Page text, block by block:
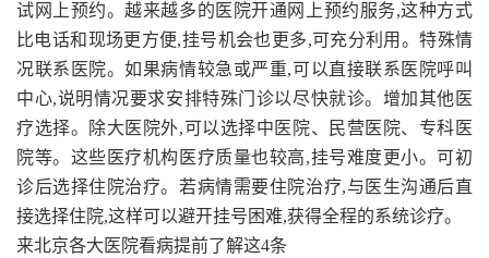
试网上预约。越来越多的医院开通网上预约服务,这种方式
比电话和现场更方便,挂号机会也更多,可充分利用。特殊情
况联系医院。如果病情较急或严重,可以直接联系医院呼叫
中心,说明情况要求安排特殊门诊以尽快就诊。增加其他医
疗选择。除大医院外,可以选择中医院、民营医院、专科医
院等。这些医疗机构医疗质量也较高,挂号难度更小。可初
诊后选择住院治疗。若病情需要住院治疗,与医生沟通后直
接选择住院,这样可以避开挂号困难,获得全程的系统诊疗。
来北京各大医院看病提前了解这4条